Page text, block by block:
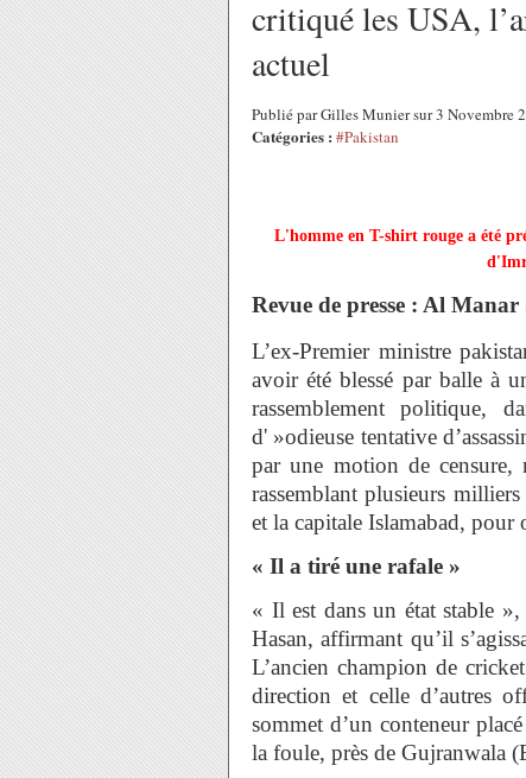
critiqué les USA,
actuel
Publié par Gilles Munier sur 3 Novembre
Catégories : #Pakistan
L'homme en T-shirt rouge a été
Revue de presse : Al Manar
L’ex-Premier ministre
avoir été blessé par balle à
rassemblement politique,
d' »odieuse tentative
par une motion de
rassemblant plusieurs
et la capitale Islamabad, pour
« Il a tiré une rafale »
« Il est dans un état stable »,
Hasan, affirmant qu’il
L’ancien champion de
direction et celle d’autres
sommet d’un conteneur
la foule, près de Gujranwala